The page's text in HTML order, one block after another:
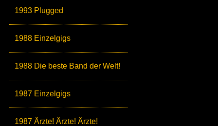
1993 Plugged
1988 Einzelgigs
1988 Die beste Band der Welt!
1987 Einzelgigs
1987 Ärzte! Ärzte! Ärzte!